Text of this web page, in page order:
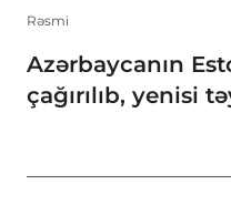
Rəsmi
Azərbaycanın
çağırılıb, yenisi